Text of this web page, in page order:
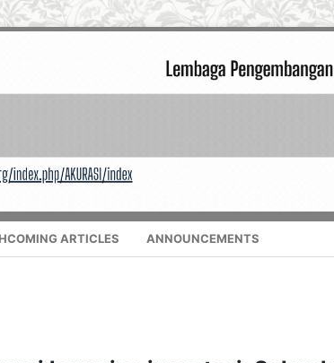
ARTICLES ANNOUNCEMENTS